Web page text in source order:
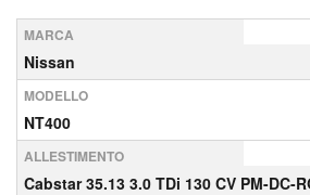
MARCA
Nissan
MODELLO
NT400
ALLESTIMENTO
Cabstar 35.13 3.0 TDi 130 CV PM-DC-